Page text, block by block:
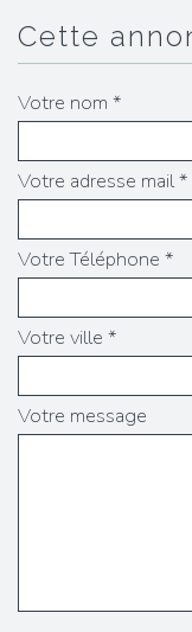
cette
Votre nom *
Votre adresse mail *
Votre Téléphone *
Votre ville *
Votre message